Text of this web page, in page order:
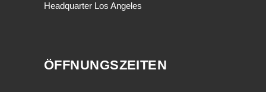
Headquarter Los Angeles
ÖFFNUNGSZEITEN